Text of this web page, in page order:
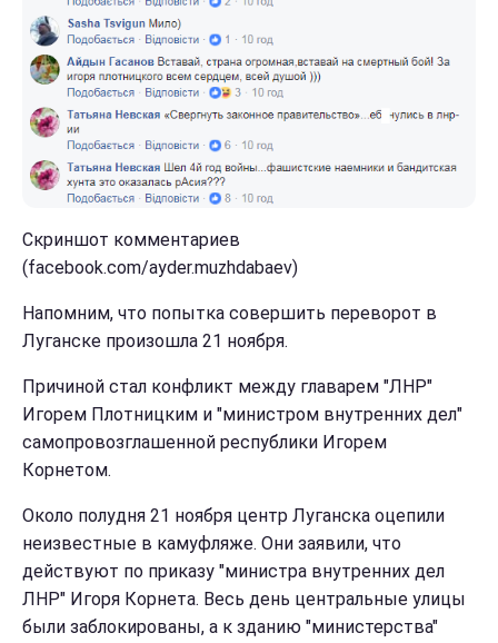
Скриншот комментариев
(facebook.com/ayder.muzhdabaev)
Напомним, что попытка совершить переворот в
Луганске произошла 21 ноября.
Причиной стал конфликт между главарем "ЛНР"
Игорем Плотницким и "министром внутренних дел"
самопровозглашенной республики Игорем
Корнетом.
Около полудня 21 ноября центр Луганска оцепили
неизвестные в камуфляже. Они заявили, что
действуют по приказу "министра внутренних дел
ЛНР" Игоря Корнета. Весь день центральные улицы
были заблокированы, а к зданию "министерства"